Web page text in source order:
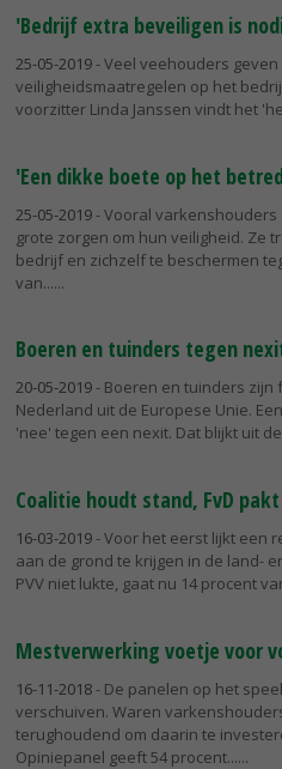
'Bedrijf extra beveiligen is
25-05-2019- Veel veehouders
veiligheidsmaatregelen op het
voorzitter Linda Janssen vindt het
'Een dikke boete op het
25-05-2019- Vooral
grote zorgen om hun veiligheid. Ze
bedrijf en zichzelf te beschermen
van...
Boeren en tuinders tegen
20-05-2019- Boeren en tuinders
Nederland uit de Europese Unie.
'nee' tegen een nexit. Dat blijkt uit
Coalitie houdt stand, FvD
16-03-2019- Voor het eerst lijkt een
aan de grond te krijgen in de land-
PVV niet lukte, gaat nu 14 procent
Mestverwerking voetje voor
16-11-2018- De panelen op het
verschuiven. Waren
terughoudend om daarin te
Opiniepanel geeft 54 procent...